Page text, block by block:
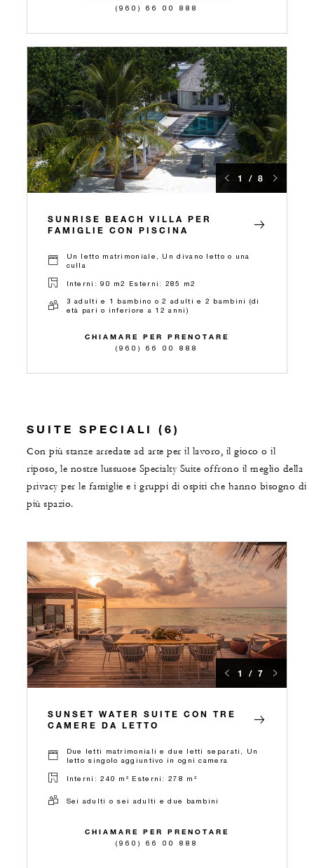
(960) 66 00 888
1 / 8
SUNRISE BEACH VILLA PER
FAMIGLIE CON PISCINA
Un letto matrimoniale, Un divano letto o una
culla
Interni: 90 m2 Esterni: 285 m2
3 adulti e 1 bambino o 2 adulti e 2 bambini (di
età pari o inferiore a 12 anni)
CHIAMARE PER PRENOTARE
(960) 66 00 888
SUITE SPECIALI (6)
Con più stanze arredate ad arte per il lavoro, il gioco o il
riposo, le nostre lussuose Specialty Suite offrono il meglio della
privacy per le famiglie e i gruppi di ospiti che hanno bisogno di
più spazio.
1 / 7
SUNSET WATER SUITE CON TRE
CAMERE DA LETTO
Due letti matrimoniali e due letti separati, Un
letto singolo aggiuntivo in ogni camera
Interni: 240 m² Esterni: 278 m²
Sei adulti o sei adulti e due bambini
CHIAMARE PER PRENOTARE
(960) 66 00 888